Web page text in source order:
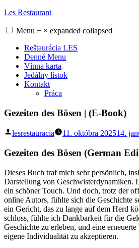
Skip
content
Les Restaurant
Menu + × expanded collapsed
Reštaurácia LES
Denné Menu
Vínna karta
Jedálny lístok
Kontakt
Práca
Gezeiten des Bösen | (E-Book)
Posted
lesrestauracia 11. októbra 202514.
Gezeiten des Bösen (German
Dieses Buch traf mich sehr persönlich,
Darstellung von Geschwisterdynamiken.
ein schöner Touch. Und doch, trotz der
online Autors, fühlte sich die Geschichte
ein Gericht, das zu lange auf dem Herd
schloss, fühlte ich Dankbarkeit für die
Geschichte zu erleben, und eine
eigene Individualität zu akzeptieren.